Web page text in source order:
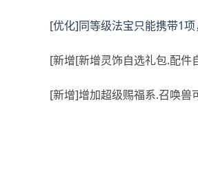
[优化]同等级法宝只能携带1
[新增[新增灵饰自选礼包.配件
[新增]增加超级赐福系.召唤兽